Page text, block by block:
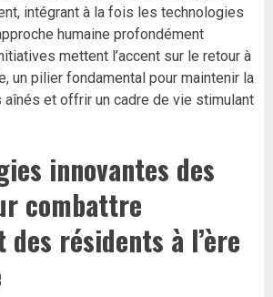
intégrant à la fois les technologies
humaine profondément
mettent l’accent sur le retour à
un pilier fondamental pour maintenir la
aînés et offrir un cadre de vie stimulant
innovantes des
combattre
des résidents à l’ère